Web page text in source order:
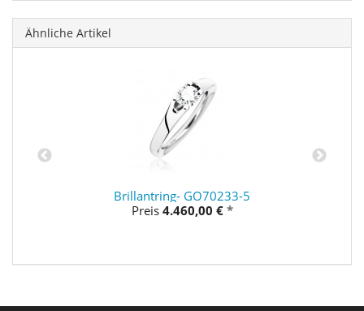
Ähnliche Artikel
Brillantring- GO70233-5
Preis 4.460,00 € *